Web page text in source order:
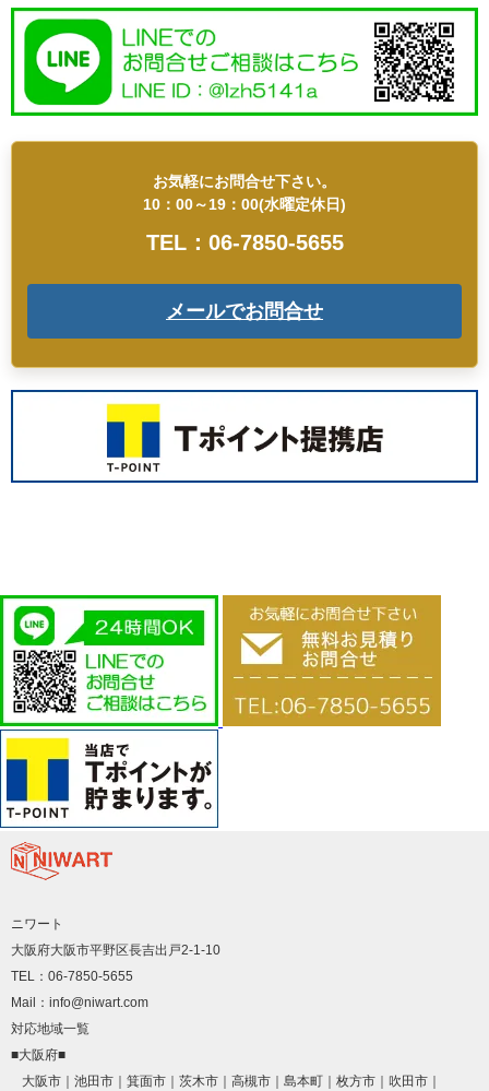
お気軽にお問合せ下さい。
10：00～19：00(水曜定休日)
TEL：06-7850-5655
メールでお問合せ
ニワート
大阪府大阪市平野区長吉出戸2-1-10
TEL：06-7850-5655
Mail：info@niwart.com
対応地域一覧
■大阪府■
大阪市
池田市 箕面市 茨木市 高槻市 島本町 枚方市 吹田市